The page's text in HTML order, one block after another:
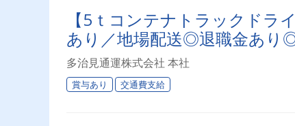
【5ｔコンテナトラックドラ
あり／地場配送◎退職金あり
多治見通運株式会社 本社
賞与あり 交通費支給